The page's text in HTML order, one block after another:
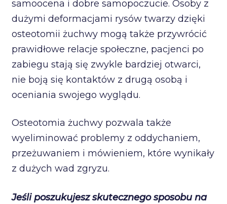
samoocena i dobre samopoczucie. Osoby z
dużymi deformacjami rysów twarzy dzięki
osteotomii żuchwy mogą także przywrócić
prawidłowe relacje społeczne, pacjenci po
zabiegu stają się zwykle bardziej otwarci,
nie boją się kontaktów z drugą osobą i
oceniania swojego wyglądu.
Osteotomia żuchwy pozwala także
wyeliminować problemy z oddychaniem,
przeżuwaniem i mówieniem, które wynikały
z dużych wad zgryzu.
Jeśli poszukujesz skutecznego sposobu na